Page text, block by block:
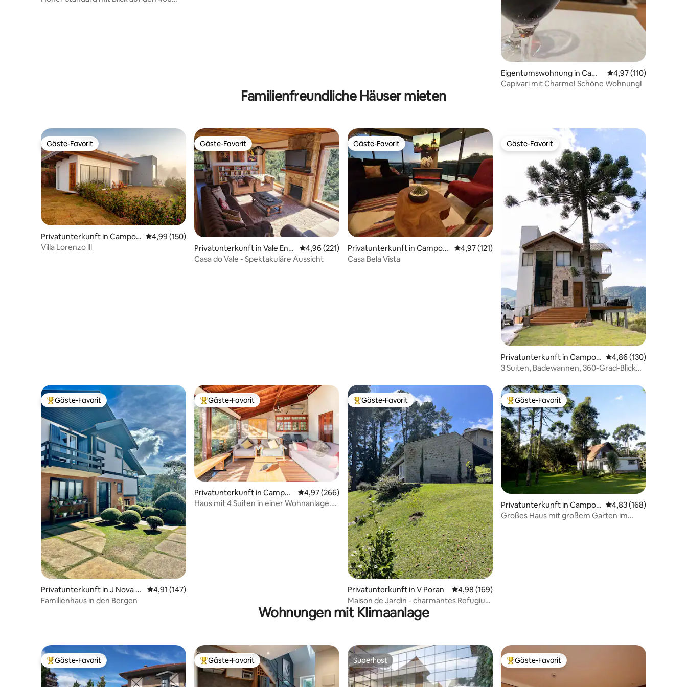
Eigentumswohnung in Camp
os do Jordão
Durchschnittliche
4,97 (110)
Capivari mit Charme! Schöne Wohnung!
Familienfreundliche Häuser mieten
Gäste-Favorit
Gäste-Favorit
Privatunterkunft in Campos
do Jordão
Durchschnittliche Bewertung: 4,99 von 5, 150 Bewertungen
4,99 (150)
Villa Lorenzo lll
Gäste-Favorit
Gäste-Favorit
Privatunterkunft in Vale Enc
antado
Durchschnittliche Bewertung: 4,96 von 5, 221 Bewertungen
4,96 (221)
Casa do Vale - Spektakuläre Aussicht
Gäste-Favorit
Gäste-Favorit
Privatunterkunft in Campos
do Jordão
Durchschnittliche Bewertung: 4,97 von 5, 121 Bewertungen
4,97 (121)
Casa Bela Vista
Gäste-Favorit
Gäste-Favorit
Privatunterkunft in Campos
do Jordão
Durchschnittliche
4,86 (130)
3 Suiten, Badewannen, 360-Grad-Blick
Beliebter Gäste-Favorit.
Gäste-Favorit
Privatunterkunft in J Nova S
uíça
Durchschnittliche Bewertung: 4,91 von 5, 147 Bewertungen
4,91 (147)
Familienhaus in den Bergen
Beliebter Gäste-Favorit.
Gäste-Favorit
Privatunterkunft in Campos
do Jordão
Durchschnittliche Bewertung: 4,97 von 5, 266 Bewertungen
4,97 (266)
Haus mit 4 Suiten in einer Wohnanlage.
Beliebter Gäste-Favorit.
Gäste-Favorit
Privatunterkunft in V Poran Durchschnittliche Bewertung: 4,98 von 5, 169 Bewertungen
4,98 (169)
Maison de Jardin - charmantes Refugium
in den Bergen
Beliebter Gäste-Favorit.
Gäste-Favorit
Privatunterkunft in Campos
do Jordão
Durchschnittliche
4,83 (168)
Großes Haus mit großem Garten im
Wohnungen mit Klimaanlage
Beliebter Gäste-Favorit.
Gäste-Favorit Beliebter Gäste-Favorit.
Gäste-Favorit Superhost
Superhost Beliebter Gäste-Favorit.
Gäste-Favorit